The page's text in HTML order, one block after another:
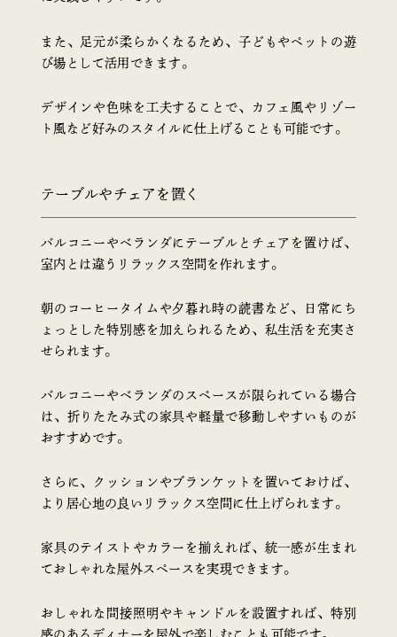
また、足元が柔らかくなるため、子どもやペットの遊
び場として活用できます。
デザインや色味を工夫することで、カフェ風やリゾー
ト風など好みのスタイルに仕上げることも可能です。
テーブルやチェアを置く
バルコニーやベランダにテーブルとチェアを置けば、
室内とは違うリラックス空間を作れます。
朝のコーヒータイムや夕暮れ時の読書など、日常にち
ょっとした特別感を加えられるため、私生活を充実さ
せられます。
バルコニーやベランダのスペースが限られている場合
は、折りたたみ式の家具や軽量で移動しやすいものが
おすすめです。
さらに、クッションやブランケットを置いておけば、
より居心地の良いリラックス空間に仕上げられます。
家具のテイストやカラーを揃えれば、統一感が生まれ
ておしゃれな屋外スペースを実現できます。
おしゃれな間接照明やキャンドルを設置すれば、特別
感のあるディナーを屋外で楽しむことも可能です。